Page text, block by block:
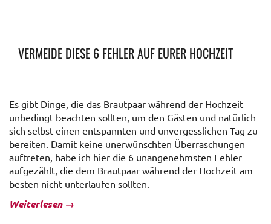
VERMEIDE DIESE 6 FEHLER AUF EURER HOCHZEIT
Es gibt Dinge, die das Brautpaar während der Hochzeit
unbedingt beachten sollten, um den Gästen und natürlich
sich selbst einen entspannten und unvergesslichen Tag zu
bereiten. Damit keine unerwünschten Überraschungen
auftreten, habe ich hier die 6 unangenehmsten Fehler
aufgezählt, die dem Brautpaar während der Hochzeit am
besten nicht unterlaufen sollten.
Weiterlesen →